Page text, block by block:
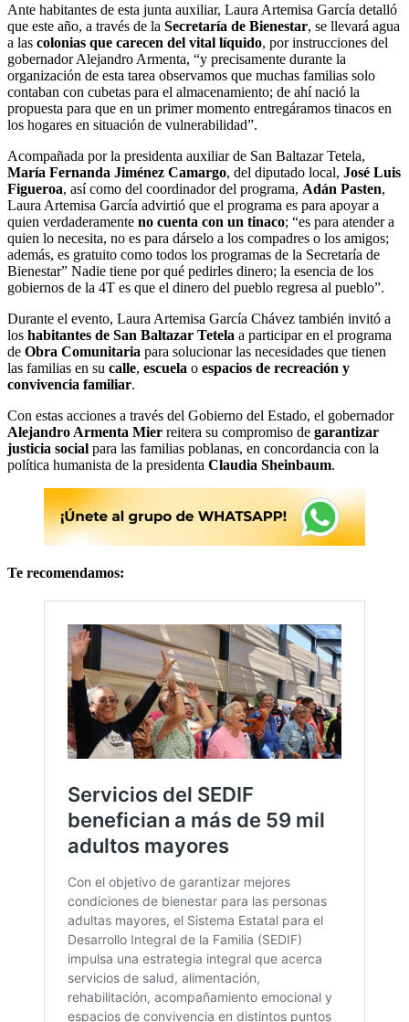
Ante habitantes de esta junta auxiliar, Laura Artemisa García detalló
que este año, a través de la Secretaría de Bienestar, se llevará agua
a las colonias que carecen del vital líquido, por instrucciones del
gobernador Alejandro Armenta, “y precisamente durante la
organización de esta tarea observamos que muchas familias solo
contaban con cubetas para el almacenamiento; de ahí nació la
propuesta para que en un primer momento entregáramos tinacos en
los hogares en situación de vulnerabilidad”.
Acompañada por la presidenta auxiliar de San Baltazar Tetela,
María Fernanda Jiménez Camargo, del diputado local, José Luis
Figueroa, así como del coordinador del programa, Adán Pasten,
Laura Artemisa García advirtió que el programa es para apoyar a
quien verdaderamente no cuenta con un tinaco; “es para atender a
quien lo necesita, no es para dárselo a los compadres o los amigos;
además, es gratuito como todos los programas de la Secretaría de
Bienestar” Nadie tiene por qué pedirles dinero; la esencia de los
gobiernos de la 4T es que el dinero del pueblo regresa al pueblo”.
Durante el evento, Laura Artemisa García Chávez también invitó a
los habitantes de San Baltazar Tetela a participar en el programa
de Obra Comunitaria para solucionar las necesidades que tienen
las familias en su calle, escuela o espacios de recreación y
convivencia familiar.
Con estas acciones a través del Gobierno del Estado, el gobernador
Alejandro Armenta Mier reitera su compromiso de garantizar
justicia social para las familias poblanas, en concordancia con la
política humanista de la presidenta Claudia Sheinbaum.
Te recomendamos: